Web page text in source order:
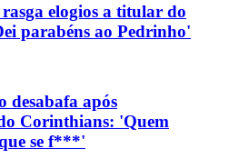
elogios a titular do
parabéns ao Pedrinho'
desabafa após
Corinthians: 'Quem
se f***'